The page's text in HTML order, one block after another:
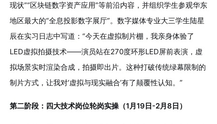
现状”“区块链数字资产应用”等前沿内容，并组织学生参观华东
地区最大的“全息投影数字展厅”。数字媒体专业大三学生陆星
辰在实习日志中写道：“今天在虚拟制片棚，我亲身体验了
LED虚拟拍摄技术——演员站在270度环形LED屏前表演，虚
拟场景实时渲染合成，拍摄即出片。这种打破传统绿幕限制的
制片方式，让我对‘虚拟与现实融合’有了颠覆性认知。”
第二阶段：四大技术岗位轮岗实操（1月19日-2月8日）